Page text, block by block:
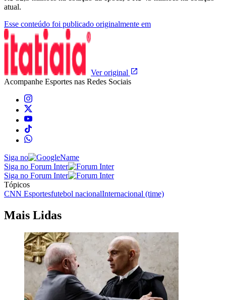
atual.
Esse conteúdo foi publicado originalmente em
Ver original
Acompanhe Esportes nas Redes Sociais
Siga no
Siga no Forum Inter
Siga no Forum Inter
Tópicos
CNN Esportesfutebol nacionalInternacional (time)
Mais Lidas